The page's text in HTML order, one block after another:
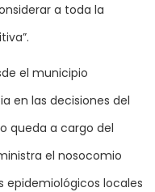
a toda la
el municipio
en las decisiones del
queda a cargo del
el nosocomio
epidemiológicos locales